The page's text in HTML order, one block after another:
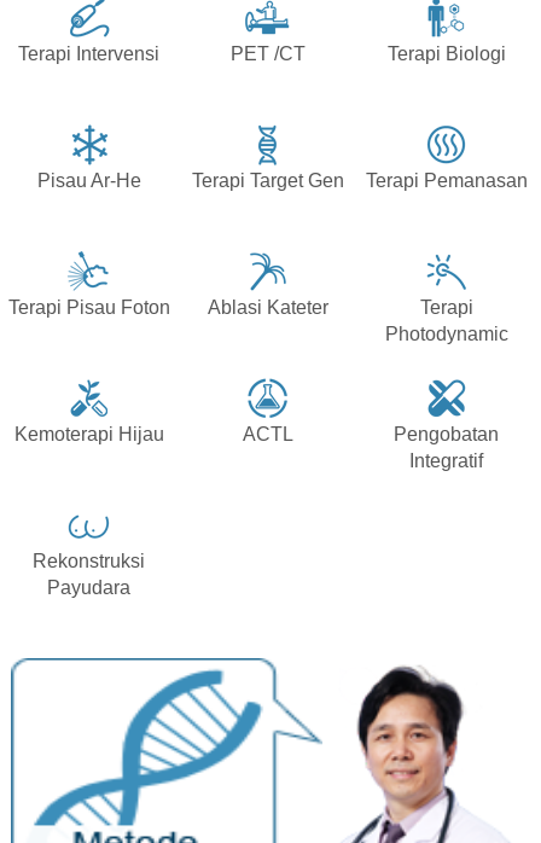
Terapi Intervensi PET /CT Terapi Biologi
Pisau Ar-He Terapi Target Gen Terapi Pemanasan
Terapi Pisau Foton Ablasi Kateter
Terapi
Photodynamic
Kemoterapi Hijau ACTL
Pengobatan
Integratif
Rekonstruksi
Payudara